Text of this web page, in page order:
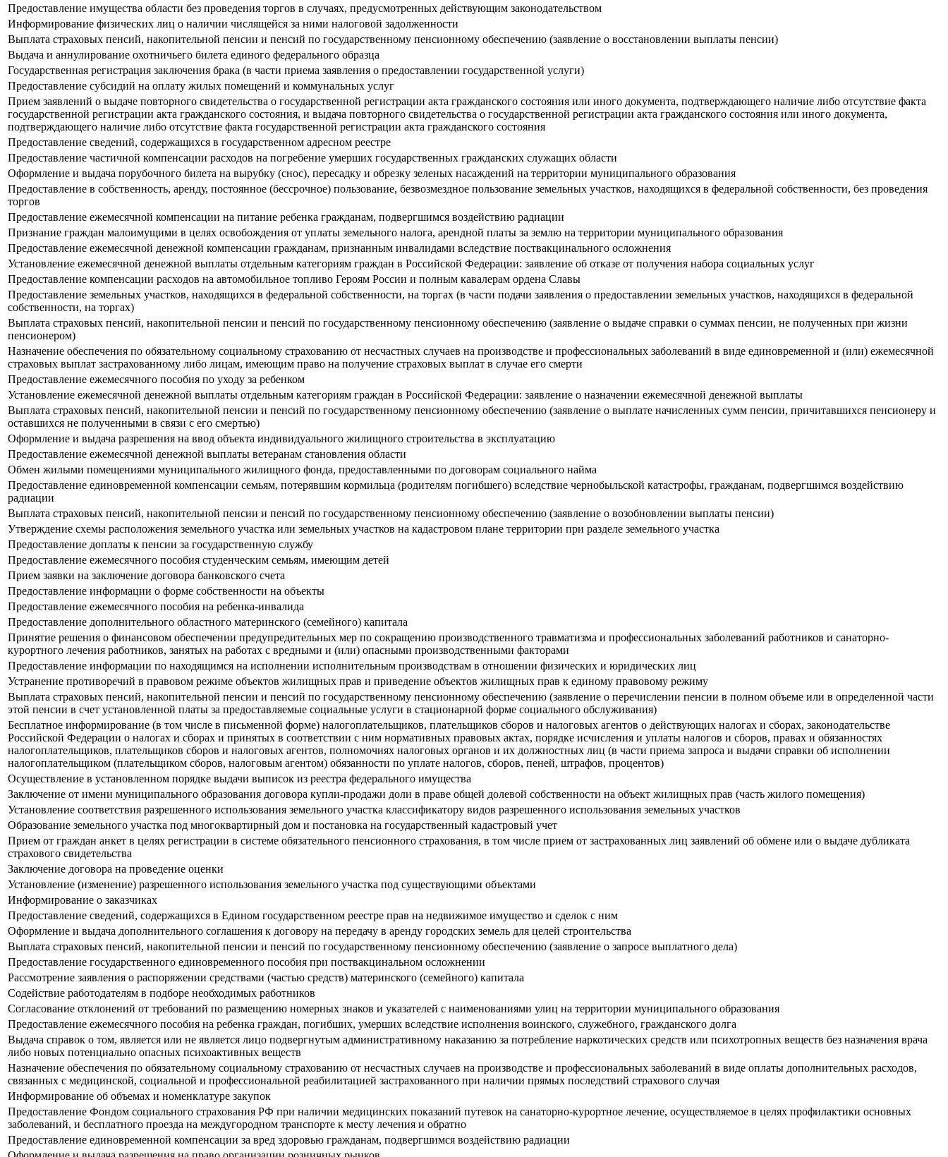
Предоставление имущества области без проведения торгов в случаях, предусмотренных действующим законодательством
Информирование физических лиц о наличии числящейся за ними налоговой задолженности
Выплата страховых пенсий, накопительной пенсии и пенсий по государственному пенсионному обеспечению (заявление о восстановлении выплаты пенсии)
Выдача и аннулирование охотничьего билета единого федерального образца
Государственная регистрация заключения брака (в части приема заявления о предоставлении государственной услуги)
Предоставление субсидий на оплату жилых помещений и коммунальных услуг
Прием заявлений о выдаче повторного свидетельства о государственной регистрации акта гражданского состояния или иного документа, подтверждающего наличие либо отсутствие факта
государственной регистрации акта гражданского состояния, и выдача повторного свидетельства о государственной регистрации акта гражданского состояния или иного документа,
подтверждающего наличие либо отсутствие факта государственной регистрации акта гражданского состояния
Предоставление сведений, содержащихся в государственном адресном реестре
Предоставление частичной компенсации расходов на погребение умерших государственных гражданских служащих области
Оформление и выдача порубочного билета на вырубку (снос), пересадку и обрезку зеленых насаждений на территории муниципального образования
Предоставление в собственность, аренду, постоянное (бессрочное) пользование, безвозмездное пользование земельных участков, находящихся в федеральной собственности, без проведения
торгов
Предоставление ежемесячной компенсации на питание ребенка гражданам, подвергшимся воздействию радиации
Признание граждан малоимущими в целях освобождения от уплаты земельного налога, арендной платы за землю на территории муниципального образования
Предоставление ежемесячной денежной компенсации гражданам, признанным инвалидами вследствие поствакцинального осложнения
Установление ежемесячной денежной выплаты отдельным категориям граждан в Российской Федерации: заявление об отказе от получения набора социальных услуг
Предоставление компенсации расходов на автомобильное топливо Героям России и полным кавалерам ордена Славы
Предоставление земельных участков, находящихся в федеральной собственности, на торгах (в части подачи заявления о предоставлении земельных участков, находящихся в федеральной
собственности, на торгах)
Выплата страховых пенсий, накопительной пенсии и пенсий по государственному пенсионному обеспечению (заявление о выдаче справки о суммах пенсии, не полученных при жизни
пенсионером)
Назначение обеспечения по обязательному социальному страхованию от несчастных случаев на производстве и профессиональных заболеваний в виде единовременной и (или) ежемесячной
страховых выплат застрахованному либо лицам, имеющим право на получение страховых выплат в случае его смерти
Предоставление ежемесячного пособия по уходу за ребенком
Установление ежемесячной денежной выплаты отдельным категориям граждан в Российской Федерации: заявление о назначении ежемесячной денежной выплаты
Выплата страховых пенсий, накопительной пенсии и пенсий по государственному пенсионному обеспечению (заявление о выплате начисленных сумм пенсии, причитавшихся пенсионеру и
оставшихся не полученными в связи с его смертью)
Оформление и выдача разрешения на ввод объекта индивидуального жилищного строительства в эксплуатацию
Предоставление ежемесячной денежной выплаты ветеранам становления области
Обмен жилыми помещениями муниципального жилищного фонда, предоставленными по договорам социального найма
Предоставление единовременной компенсации семьям, потерявшим кормильца (родителям погибшего) вследствие чернобыльской катастрофы, гражданам, подвергшимся воздействию
радиации
Выплата страховых пенсий, накопительной пенсии и пенсий по государственному пенсионному обеспечению (заявление о возобновлении выплаты пенсии)
Утверждение схемы расположения земельного участка или земельных участков на кадастровом плане территории при разделе земельного участка
Предоставление доплаты к пенсии за государственную службу
Предоставление ежемесячного пособия студенческим семьям, имеющим детей
Прием заявки на заключение договора банковского счета
Предоставление информации о форме собственности на объекты
Предоставление ежемесячного пособия на ребенка-инвалида
Предоставление дополнительного областного материнского (семейного) капитала
Принятие решения о финансовом обеспечении предупредительных мер по сокращению производственного травматизма и профессиональных заболеваний работников и санаторно-
курортного лечения работников, занятых на работах с вредными и (или) опасными производственными факторами
Предоставление информации по находящимся на исполнении исполнительным производствам в отношении физических и юридических лиц
Устранение противоречий в правовом режиме объектов жилищных прав и приведение объектов жилищных прав к единому правовому режиму
Выплата страховых пенсий, накопительной пенсии и пенсий по государственному пенсионному обеспечению (заявление о перечислении пенсии в полном объеме или в определенной части
этой пенсии в счет установленной платы за предоставляемые социальные услуги в стационарной форме социального обслуживания)
Бесплатное информирование (в том числе в письменной форме) налогоплательщиков, плательщиков сборов и налоговых агентов о действующих налогах и сборах, законодательстве
Российской Федерации о налогах и сборах и принятых в соответствии с ним нормативных правовых актах, порядке исчисления и уплаты налогов и сборов, правах и обязанностях
налогоплательщиков, плательщиков сборов и налоговых агентов, полномочиях налоговых органов и их должностных лиц (в части приема запроса и выдачи справки об исполнении
налогоплательщиком (плательщиком сборов, налоговым агентом) обязанности по уплате налогов, сборов, пеней, штрафов, процентов)
Осуществление в установленном порядке выдачи выписок из реестра федерального имущества
Заключение от имени муниципального образования договора купли-продажи доли в праве общей долевой собственности на объект жилищных прав (часть жилого помещения)
Установление соответствия разрешенного использования земельного участка классификатору видов разрешенного использования земельных участков
Образование земельного участка под многоквартирный дом и постановка на государственный кадастровый учет
Прием от граждан анкет в целях регистрации в системе обязательного пенсионного страхования, в том числе прием от застрахованных лиц заявлений об обмене или о выдаче дубликата
страхового свидетельства
Заключение договора на проведение оценки
Установление (изменение) разрешенного использования земельного участка под существующими объектами
Информирование о заказчиках
Предоставление сведений, содержащихся в Едином государственном реестре прав на недвижимое имущество и сделок с ним
Оформление и выдача дополнительного соглашения к договору на передачу в аренду городских земель для целей строительства
Выплата страховых пенсий, накопительной пенсии и пенсий по государственному пенсионному обеспечению (заявление о запросе выплатного дела)
Предоставление государственного единовременного пособия при поствакцинальном осложнении
Рассмотрение заявления о распоряжении средствами (частью средств) материнского (семейного) капитала
Содействие работодателям в подборе необходимых работников
Согласование отклонений от требований по размещению номерных знаков и указателей с наименованиями улиц на территории муниципального образования
Предоставление ежемесячного пособия на ребенка граждан, погибших, умерших вследствие исполнения воинского, служебного, гражданского долга
Выдача справок о том, является или не является лицо подвергнутым административному наказанию за потребление наркотических средств или психотропных веществ без назначения врача
либо новых потенциально опасных психоактивных веществ
Назначение обеспечения по обязательному социальному страхованию от несчастных случаев на производстве и профессиональных заболеваний в виде оплаты дополнительных расходов,
связанных с медицинской, социальной и профессиональной реабилитацией застрахованного при наличии прямых последствий страхового случая
Информирование об объемах и номенклатуре закупок
Предоставление Фондом социального страхования РФ при наличии медицинских показаний путевок на санаторно-курортное лечение, осуществляемое в целях профилактики основных
заболеваний, и бесплатного проезда на междугородном транспорте к месту лечения и обратно
Предоставление единовременной компенсации за вред здоровью гражданам, подвергшимся воздействию радиации